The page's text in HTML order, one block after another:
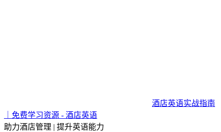
酒店英语实战指南
｜免费学习资源 - 酒店英语
助力酒店管理 | 提升英语能力